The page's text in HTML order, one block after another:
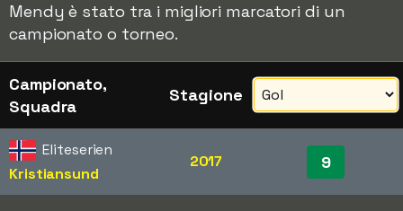
Mendy è stato tra i migliori marcatori di un
campionato o torneo.
Campionato,
Squadra
Stagione
Eliteserien
Kristiansund
2017 9